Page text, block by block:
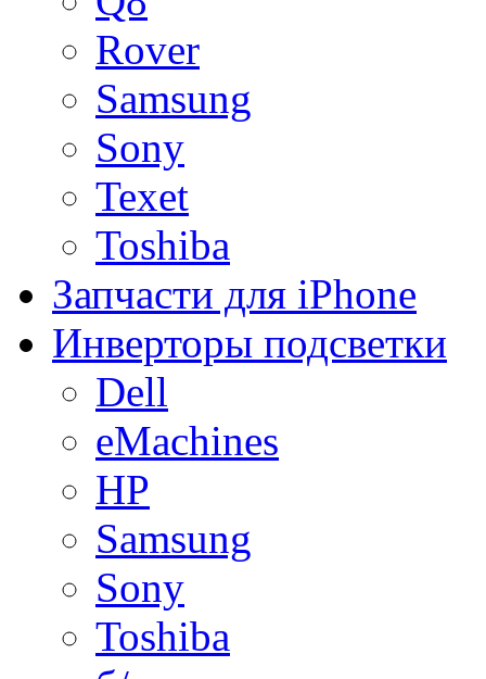
Rover
Samsung
Sony
Texet
Toshiba
Запчасти для iPhone
Инверторы подсветки
Dell
eMachines
HP
Samsung
Sony
Toshiba